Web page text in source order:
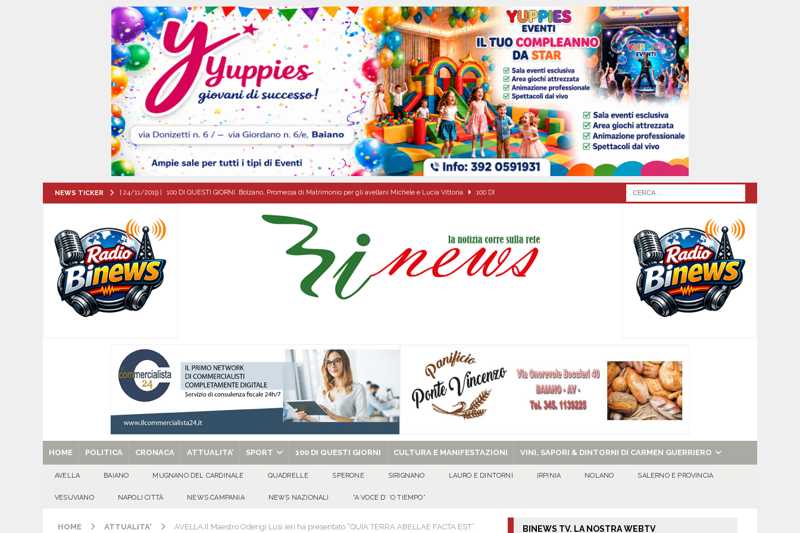
NEWS TICKER [ 24/11/2019 ] 100 DI QUESTI GIORNI. Bolzano, Promessa di Matrimonio per gli avellani Michele e Lucia Vittoria 100 DI
[ 06/08/2026 ] ‘O PRUVERBIO D’ ‘O JUORNO. Giovedì 6 agosto 2026 ALMANACCO
[ 06/08/2026 ] ALMANACCO DEL GIORNO. Giovedí, 6 Agosto 2026 ALMANACCO
[ 06/08/2026 ] SANT’Oggi. Giovedì 6 agosto si celebra la Trasfigurazione del Signore e sant’Ormisda EVIDENZA
[ 05/08/2026 ] Taurano, il Centro Estivo Comunale si chiude con una serata di emozioni e il primo campeggio nel Convento di
San Giovanni del Palco
[ 29/08/2025 ] SANT’Oggi. Venerdì 29 agosto la chiesa celebra il Martirio di san Giovanni Battista e santa Sabina
HOME POLITICA CRONACA ATTUALITA’ SPORT 100 DI QUESTI GIORNI CULTURA E MANIFESTAZIONI VINI, SAPORI & DINTORNI DI CARMEN GUERRIERO
AVELLA BAIANO MUGNANO DEL CARDINALE QUADRELLE SPERONE SIRIGNANO LAURO E DINTORNI IRPINIA NOLANO SALERNO E PROVINCIA
VESUVIANO NAPOLI CITTÀ NEWS CAMPANIA NEWS NAZIONALI “A VOCE D’ ‘O TIEMPO”
HOME ATTUALITA' AVELLA.Il Maestro Oderigi Lusi ieri ha presentato “QUIA TERRA ABELLAE FACTA EST”. BINEWS TV. LA NOSTRA WEBTV